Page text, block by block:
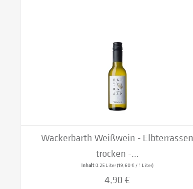
Wackerbarth Weißwein - Elbterrassen
trocken -...
Inhalt0.25 Liter(19,60 € / 1 Liter)
4,90 €